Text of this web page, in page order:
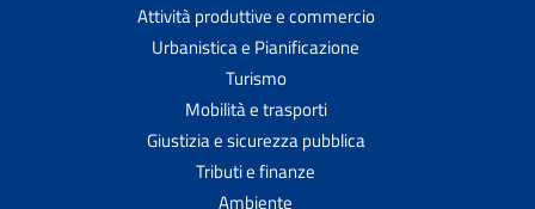
Attività produttive e commercio
Urbanistica e Pianificazione
Turismo
Mobilità e trasporti
Giustizia e sicurezza pubblica
Tributi e finanze
Ambiente